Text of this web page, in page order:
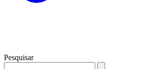
Pesquisar